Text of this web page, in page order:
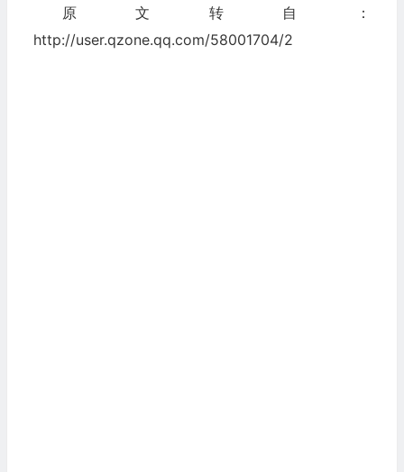
原文转自：
http://user.qzone.qq.com/58001704/2